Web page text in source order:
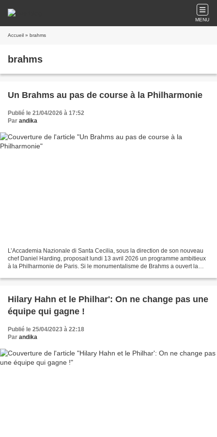
MENU
Accueil » brahms
brahms
Un Brahms au pas de course à la Philharmonie
Publié le 21/04/2026 à 17:52
Par andika
L’Accademia Nazionale di Santa Cecilia, sous la direction de son nouveau
chef Daniel Harding, proposait lundi 13 avril 2026 un programme ambitieux
à la Philharmonie de Paris. Si le monumentalisme de Brahms a ouvert la
Hilary Hahn et le Philhar': On ne change pas une
équipe qui gagne !
Publié le 25/04/2023 à 22:18
Par andika